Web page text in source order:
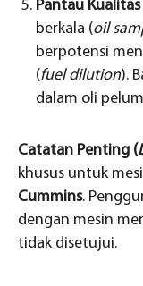
Pantau
berkala (oil
berpotensi
(fuel dilution).
dalam oli
Catatan Penting (
khusus untuk
Cummins.
dengan mesin
tidak disetujui.